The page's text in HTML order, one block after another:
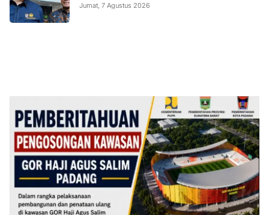
Jumat, 7 Agustus 2026